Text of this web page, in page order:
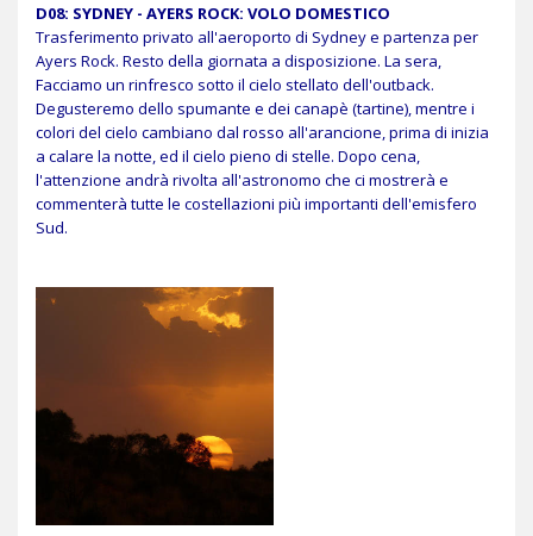
D08: SYDNEY - AYERS ROCK: VOLO DOMESTICO
Trasferimento privato all'aeroporto di Sydney e partenza per
Ayers Rock. Resto della giornata a disposizione. La sera,
Facciamo un rinfresco sotto il cielo stellato dell'outback.
Degusteremo dello spumante e dei canapè (tartine), mentre i
colori del cielo cambiano dal rosso all'arancione, prima di inizia
a calare la notte, ed il cielo pieno di stelle. Dopo cena,
l'attenzione andrà rivolta all'astronomo che ci mostrerà e
commenterà tutte le costellazioni più importanti dell'emisfero
Sud.